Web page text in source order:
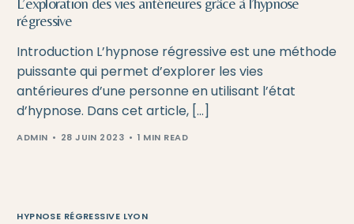
régressive
Introduction L’hypnose régressive est une méthode
puissante qui permet d’explorer les vies
antérieures d’une personne en utilisant l’état
d’hypnose. Dans cet article, […]
ADMIN 28 JUIN 2023 1 MIN READ
HYPNOSE RÉGRESSIVE LYON